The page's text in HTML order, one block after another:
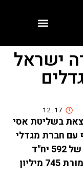
ישראל
2 מגדלים
12:17
בשליטת אסי
חברת מגדלי
גינדי 100 , שני מגדלי מגורים לבנייה של 592 יח"ד
במתחם השוק הסיטונאי בתל אביב תמורת 745 מיליון